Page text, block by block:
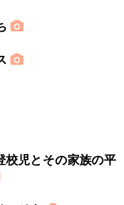
校児とその家族の平